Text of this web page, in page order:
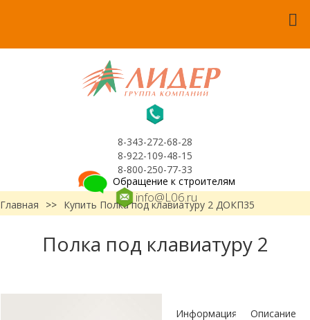
8-343-272-68-28
8-922-109-48-15
8-800-250-77-33
info@L06.ru
Обращение к строителям
Главная
>> Купить Полка под клавиатуру 2 ДОКП35
Полка под клавиатуру 2
Информация Описание